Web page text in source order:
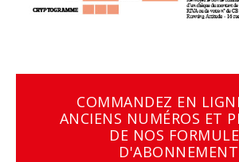
COMMANDEZ EN
ANCIENS NUMÉROS ET
DE NOS
D'ABONNEMENT